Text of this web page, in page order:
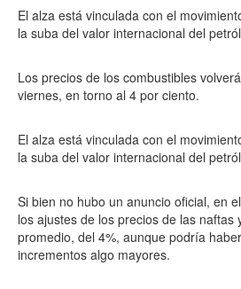
El alza está vinculada con el
la suba del valor internacional del
Los precios de los combustibles
viernes, en torno al 4 por ciento.
El alza está vinculada con el
la suba del valor internacional del
Si bien no hubo un anuncio oficial, en
los ajustes de los precios de las naftas
promedio, del 4%, aunque podría
incrementos algo mayores.